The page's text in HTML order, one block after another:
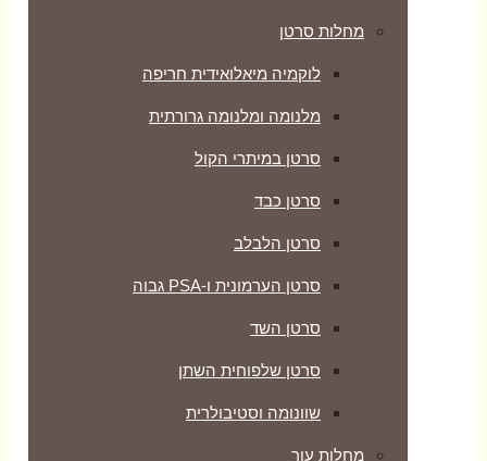
מחלות סרטן
לוקמיה מיאלואידית חריפה
מלנומה ומלנומה גרורתית
סרטן במיתרי הקול
סרטן כבד
סרטן הלבלב
סרטן הערמונית ו-PSA גבוה
סרטן השד
סרטן שלפוחית השתן
שוונומה וסטיבולרית
מחלות עור